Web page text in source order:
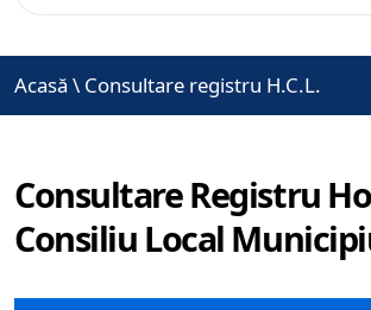
Acasă \ Consultare registru H.C.L.
Consultare Registru
Consiliu Local